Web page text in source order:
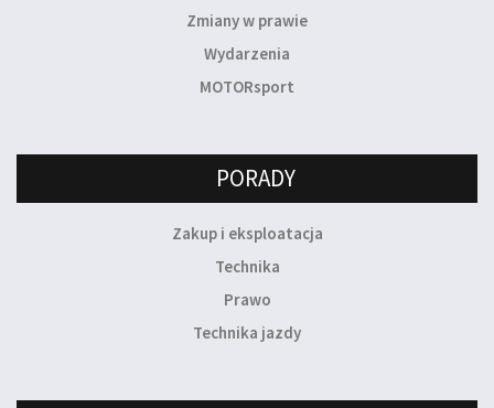
Zmiany w prawie
Wydarzenia
MOTORsport
PORADY
Zakup i eksploatacja
Technika
Prawo
Technika jazdy